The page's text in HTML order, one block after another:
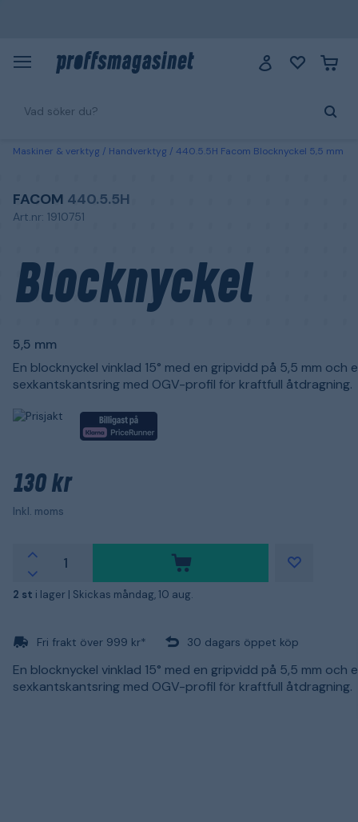
Maskiner & verktyg Handverktyg 440.5.5H Facom Blocknyckel 5,5 mm
FACOM 440.5.5H
Art.nr: 1910751
Blocknyckel
5,5 mm
En blocknyckel vinklad 15° med en gripvidd på 5,5 mm och
sexkantskantsring med OGV-profil för kraftfull åtdragning.
130 kr
Inkl. moms
2 st i lager | Skickas måndag, 10 aug.
Fri frakt över 999 kr* 30 dagars öppet köp
En blocknyckel vinklad 15° med en gripvidd på 5,5 mm och
sexkantskantsring med OGV-profil för kraftfull åtdragning.